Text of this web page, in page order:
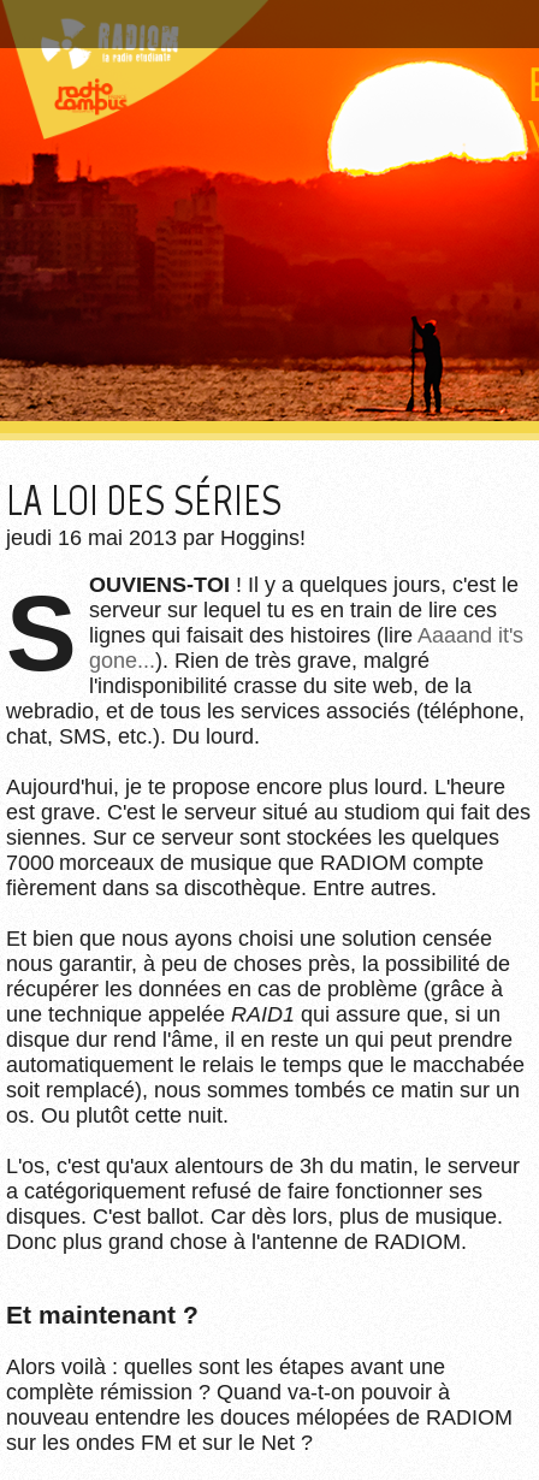
LA LOI DES SÉRIES
jeudi 16 mai 2013 par Hoggins!
SOUVIENS-TOI ! Il y a quelques jours, c'est le
serveur sur lequel tu es en train de lire ces
lignes qui faisait des histoires (lire Aaaand it's
gone...). Rien de très grave, malgré
l'indisponibilité crasse du site web, de la
webradio, et de tous les services associés (téléphone,
chat, SMS, etc.). Du lourd.
Aujourd'hui, je te propose encore plus lourd. L'heure
est grave. C'est le serveur situé au studiom qui fait des
siennes. Sur ce serveur sont stockées les quelques
7000 morceaux de musique que RADIOM compte
fièrement dans sa discothèque. Entre autres.
Et bien que nous ayons choisi une solution censée
nous garantir, à peu de choses près, la possibilité de
récupérer les données en cas de problème (grâce à
une technique appelée RAID1 qui assure que, si un
disque dur rend l'âme, il en reste un qui peut prendre
automatiquement le relais le temps que le macchabée
soit remplacé), nous sommes tombés ce matin sur un
os. Ou plutôt cette nuit.
L'os, c'est qu'aux alentours de 3h du matin, le serveur
a catégoriquement refusé de faire fonctionner ses
disques. C'est ballot. Car dès lors, plus de musique.
Donc plus grand chose à l'antenne de RADIOM.
Et maintenant ?
Alors voilà : quelles sont les étapes avant une
complète rémission ? Quand va-t-on pouvoir à
nouveau entendre les douces mélopées de RADIOM
sur les ondes FM et sur le Net ?